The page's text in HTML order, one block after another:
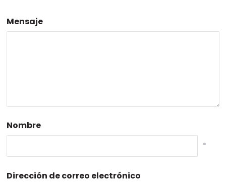
Mensaje
Nombre
*
Dirección de correo electrónico